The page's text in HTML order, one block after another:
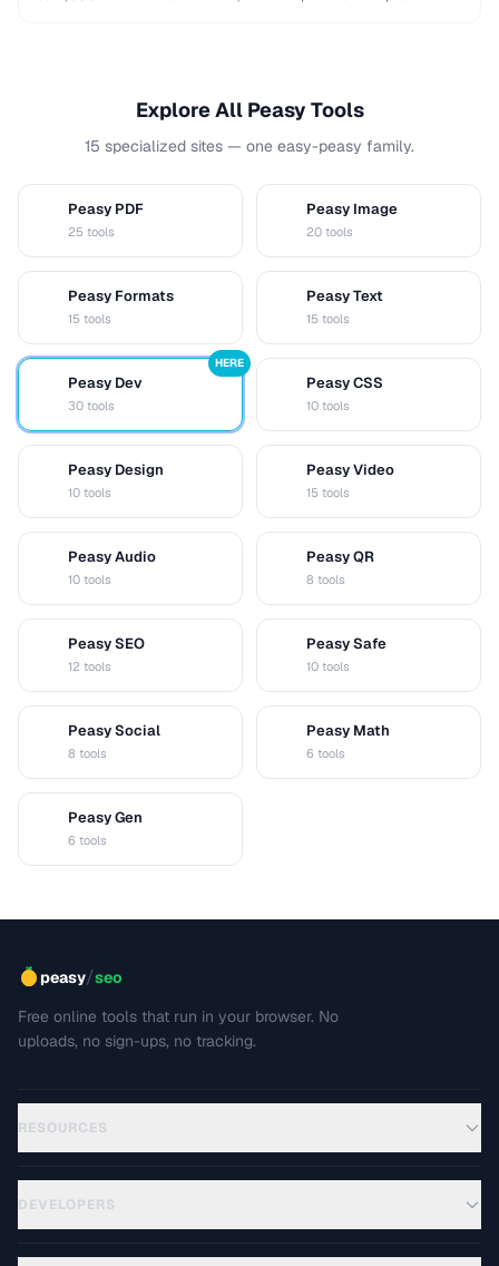
Explore All Peasy Tools
15 specialized sites — one easy-peasy family.
Peasy PDF
25 tools
Peasy Image
20 tools
Peasy Formats
15 tools
Peasy Text
15 tools
Peasy Dev
30 tools
HERE
Peasy CSS
10 tools
Peasy Design
10 tools
Peasy Video
15 tools
Peasy Audio
10 tools
Peasy QR
8 tools
Peasy SEO
12 tools
Peasy Safe
10 tools
Peasy Social
8 tools
Peasy Math
6 tools
Peasy Gen
6 tools
peasy/seo
Free online tools that run in your browser. No
uploads, no sign-ups, no tracking.
RESOURCES
DEVELOPERS